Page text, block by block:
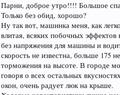
Парни, доброе утро!!!! Большое
Только без обид, хорошо?
Ну так вот, машинка меня, как
влитая, всяких побочных эффектов
без напряжения для машины и
скорость не известна, больше 175
торможения на высоте. В городе
говоря о всех остальных
окон, очень радует люк на крыше.